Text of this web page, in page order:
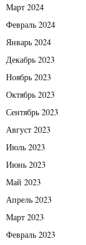
Март 2024
Февраль 2024
Январь 2024
Декабрь 2023
Ноябрь 2023
Октябрь 2023
Сентябрь 2023
Август 2023
Июль 2023
Июнь 2023
Май 2023
Апрель 2023
Март 2023
Февраль 2023